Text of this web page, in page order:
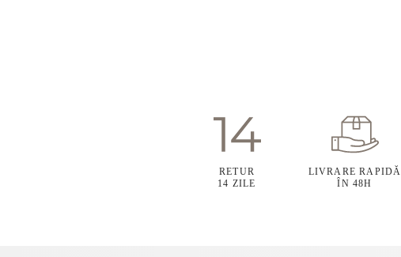
RETUR
14 ZILE
LIVRARE RAPIDĂ
ÎN 48H